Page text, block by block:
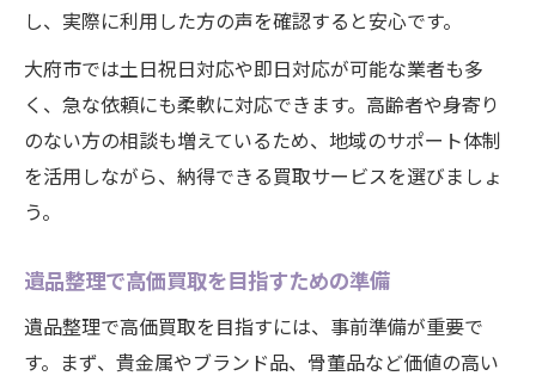
し、実際に利用した方の声を確認すると安心です。
大府市では土日祝日対応や即日対応が可能な業者も多
く、急な依頼にも柔軟に対応できます。高齢者や身寄り
のない方の相談も増えているため、地域のサポート体制
を活用しながら、納得できる買取サービスを選びましょ
う。
遺品整理で高価買取を目指すための準備
遺品整理で高価買取を目指すには、事前準備が重要で
す。まず、貴金属やブランド品、骨董品など価値の高い